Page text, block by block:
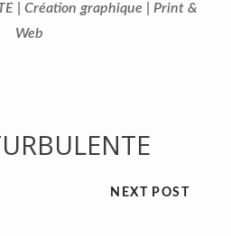
| Création graphique | Print &
Web
NEXT POST